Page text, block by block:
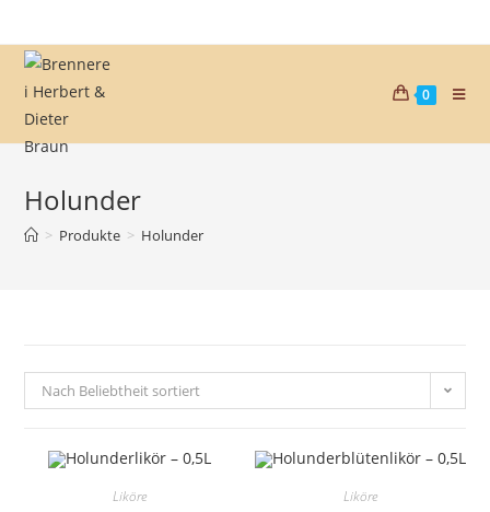
0
Holunder
> Produkte > Holunder
Nach Beliebtheit sortiert
Liköre Liköre